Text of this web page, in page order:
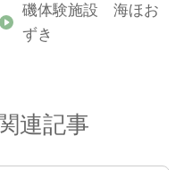
磯体験施設 海ほお
ずき
連記事